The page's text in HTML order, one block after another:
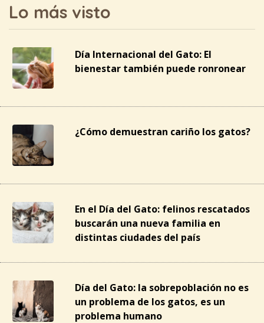
Lo más visto
Día Internacional del Gato: El
bienestar también puede ronronear
¿Cómo demuestran cariño los gatos?
En el Día del Gato: felinos rescatados
buscarán una nueva familia en
distintas ciudades del país
Día del Gato: la sobrepoblación no es
un problema de los gatos, es un
problema humano